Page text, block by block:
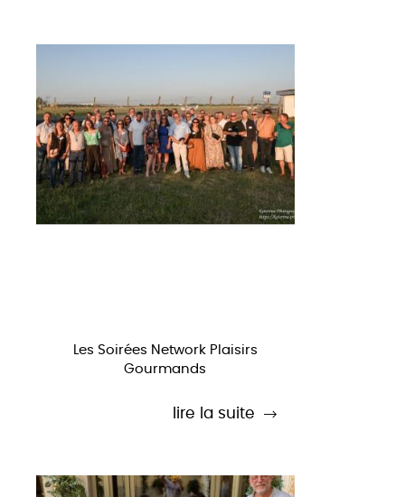
Les Soirées Network Plaisirs
Gourmands
lire la suite